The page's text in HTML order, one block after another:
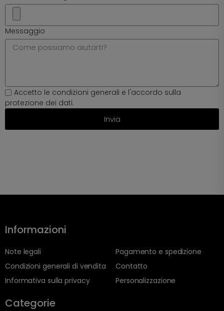
Messaggio
Accetto le condizioni generali e l'accordo sulla
protezione dei dati.
Invia
Informazioni
Note legali
Condizioni generali di vendita
Informativa sulla privacy
Pagamento e spedizione
Contatto
Personalizzazione
Categorie